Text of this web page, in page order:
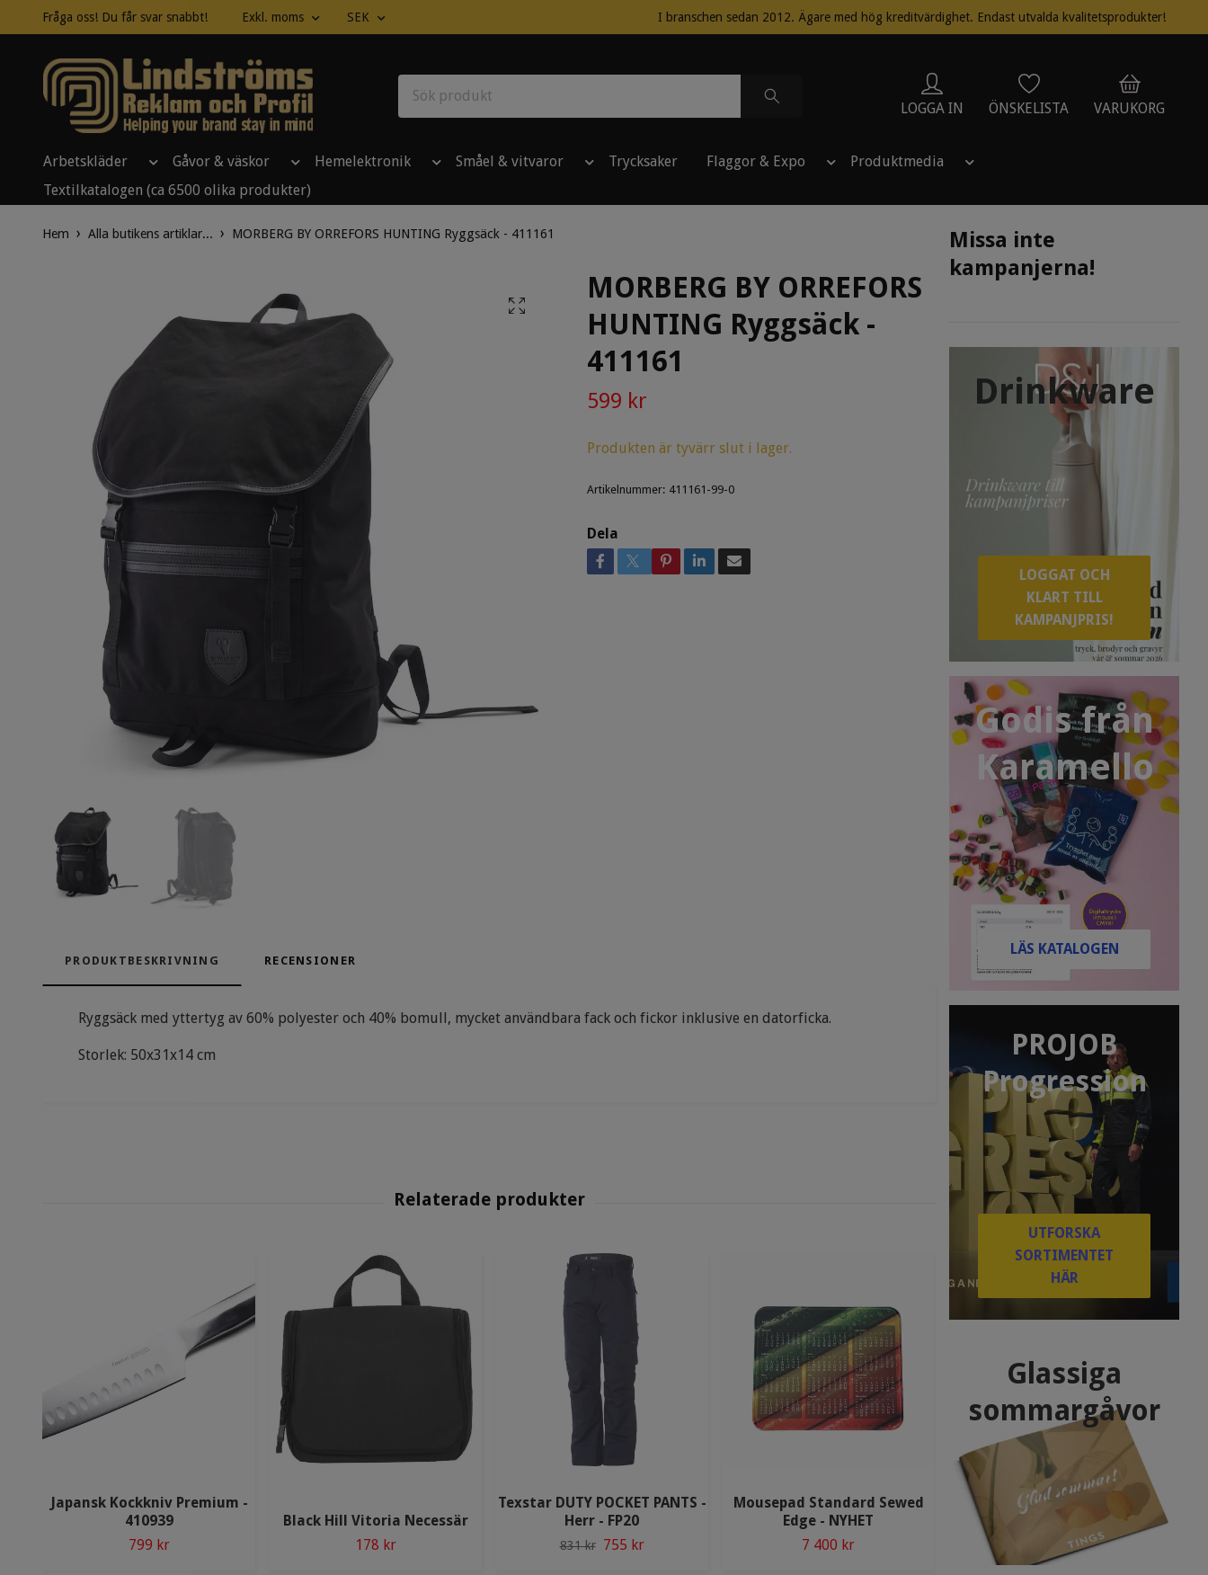
Fråga oss! Du får svar snabbt! Exkl. moms SEK I branschen sedan 2012. Ägare med hög kreditvärdighet. Endast utvalda kvalitetsprodukter!
LOGGA IN ÖNSKELISTA VARUKORG
Arbetskläder Gåvor & väskor Hemelektronik Småel & vitvaror Trycksaker Flaggor & Expo
Produktmedia
Textilkatalogen (ca 6500 olika produkter)
Missa inte
kampanjerna!
Drinkware
LOGGAT OCH
KLART TILL
KAMPANJPRIS!
Godis från
Karamello
LÄS KATALOGEN
PROJOB
Progression
UTFORSKA
SORTIMENTET
HÄR
Glassiga
sommargåvor
Hem Alla butikens artiklar... MORBERG BY ORREFORS HUNTING Ryggsäck - 411161
MORBERG BY ORREFORS
HUNTING Ryggsäck -
411161
599 kr
Produkten är tyvärr slut i lager.
Artikelnummer: 411161-99-0
Dela
PRODUKTBESKRIVNING RECENSIONER
Ryggsäck med yttertyg av 60% polyester och 40% bomull, mycket användbara fack och fickor inklusive en datorficka.
Storlek: 50x31x14 cm
Japansk Kockkniv Premium -
410939
799 kr
Black Hill Vitoria Necessär
178 kr
Texstar DUTY POCKET PANTS -
Herr - FP20
831 kr 755 kr
Mousepad Standard Sewed
Edge - NYHET
7 400 kr
Texstar Heavy Rib Soft Cap -
149 kr